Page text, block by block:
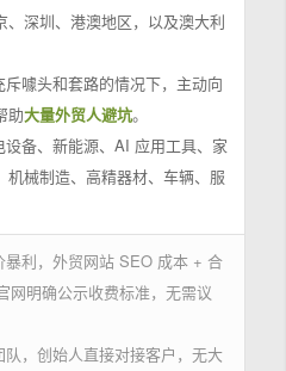
、深圳、港澳地区，以及澳大利
斥噱头和套路的情况下，主动向
助大量外贸人避坑。
设备、新能源、AI 应用工具、家
机械制造、高精器材、车辆、服
暴利，外贸网站 SEO 成本 + 合
网明确公示收费标准，无需议
队，创始人直接对接客户，无大